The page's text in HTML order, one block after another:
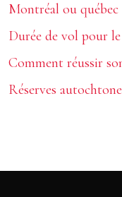
Montréal ou
Durée de vol pour
Comment réussir
Réserves